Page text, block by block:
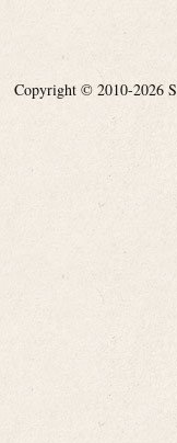
Copyright © 2010-2026